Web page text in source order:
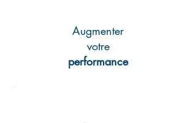
Augmenter
votre
performance